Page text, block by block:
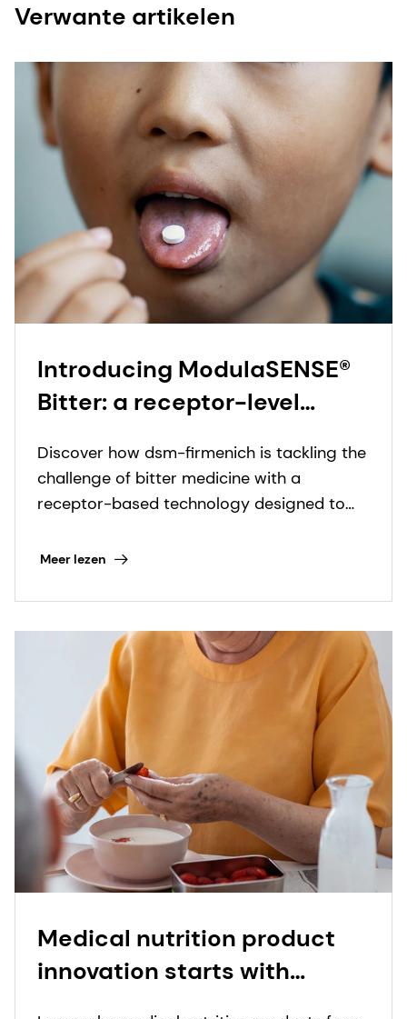
Verwante artikelen
Introducing ModulaSENSE®
Bitter: a receptor-level
modulation
Discover how dsm-firmenich is tackling the
challenge of bitter medicine with a
receptor-based technology designed to
patient adherence.
Meer lezen
Medical nutrition product
innovation starts with